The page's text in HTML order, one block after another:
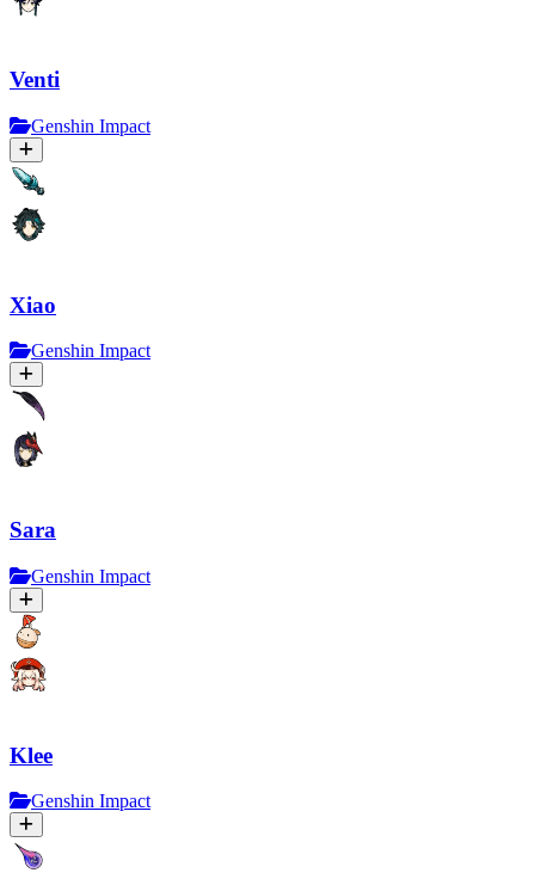
Venti
Genshin Impact
Xiao
Genshin Impact
Sara
Genshin Impact
Klee
Genshin Impact